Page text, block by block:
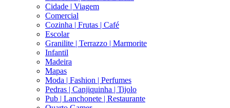
Cidade | Viagem
Comercial
Cozinha | Frutas | Café
Escolar
Granilite | Terrazzo | Marmorite
Infantil
Madeira
Mapas
Moda | Fashion | Perfumes
Pedras | Canjiquinha | Tijolo
Pub | Lanchonete | Restaurante